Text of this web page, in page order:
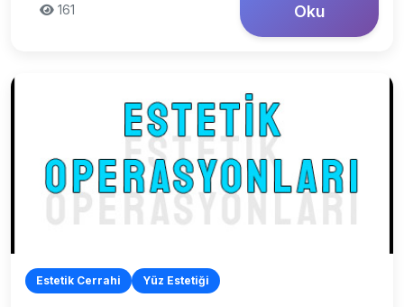
161
Oku
Estetik Cerrahi Yüz Estetiği